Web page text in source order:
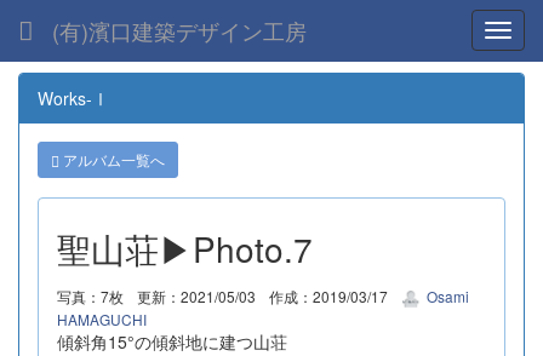
(有)濱口建築デザイン工房
Works-Ⅰ
アルバム一覧へ
聖山荘▶Photo.7
写真：7枚 更新：2021/05/03 作成：2019/03/17
Osami
HAMAGUCHI
傾斜角15°の傾斜地に建つ山荘